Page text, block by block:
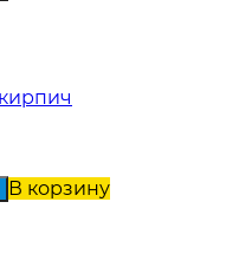
В корзину